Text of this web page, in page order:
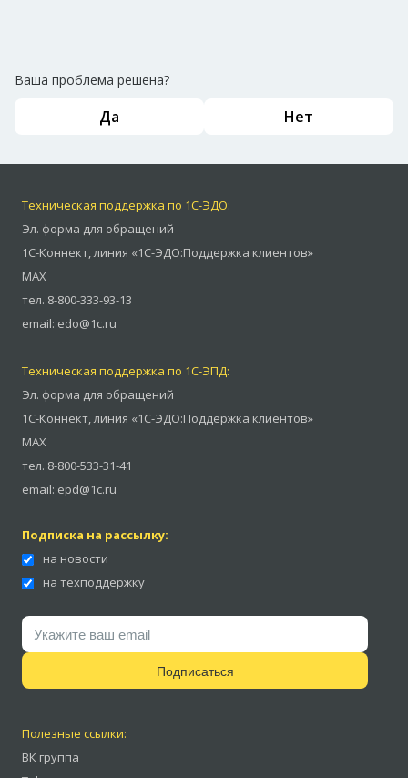
Ваша проблема решена?
Да Нет
Техническая поддержка по 1С-ЭДО:
Эл. форма для обращений
1С-Коннект,линия «1С-ЭДО:Поддержка клиентов»
MAX
тел. 8-800-333-93-13
email: edo@1c.ru
Техническая поддержка по 1С-ЭПД:
Эл. форма для обращений
1С-Коннект,линия «1С-ЭДО:Поддержка клиентов»
MAX
тел. 8-800-533-31-41
email: epd@1c.ru
Подписка на рассылку:
на новости
на техподдержку
Подписаться
Полезные ссылки:
ВК группа